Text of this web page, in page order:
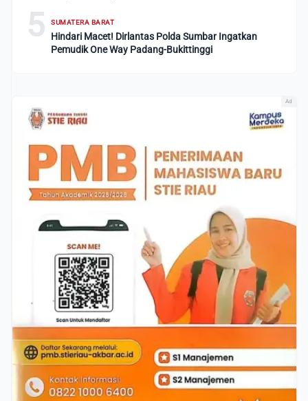
5 SUMATERA BARAT
Hindari Macet! Dirlantas Polda Sumbar Ingatkan
Pemudik One Way Padang-Bukittinggi
Ad